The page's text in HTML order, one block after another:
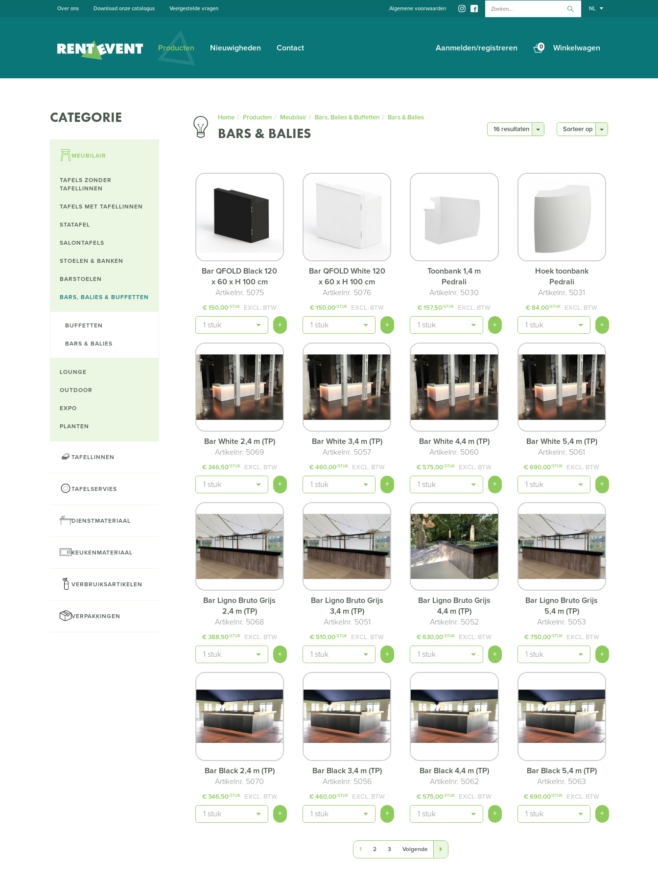
NL
Zoeken...
Algemene voorwaarden
Over ons Download onze catalogus Veelgestelde vragen
Producten Nieuwigheden Contact Aanmelden/registreren Winkelwagen
0
CATEGORIE
MEUBILAIR
TAFELS ZONDER
TAFELLINNEN
TAFELS MET TAFELLINNEN
STATAFEL
SALONTAFELS
STOELEN & BANKEN
BARSTOELEN
BARS, BALIES & BUFFETTEN
BUFFETTEN
BARS & BALIES
LOUNGE
OUTDOOR
EXPO
PLANTEN
TAFELLINNEN
TAFELSERVIES
DIENSTMATERIAAL
KEUKENMATERIAAL
VERBRUIKSARTIKELEN
VERPAKKINGEN
Home Producten Meubilair Bars, Balies & Buffetten Bars & Balies
BARS & BALIES Sorteer op
16 resultaten
Bar QFOLD Black 120
x 60 x H 100 cm
Artikelnr. 5075
€ 150,00/STUK EXCL. BTW
Aantal +
Bar QFOLD White 120
x 60 x H 100 cm
Artikelnr. 5076
€ 150,00/STUK EXCL. BTW
Aantal +
Toonbank 1,4 m
Pedrali
Artikelnr. 5030
€ 157,50/STUK EXCL. BTW
Aantal +
Hoek toonbank
Pedrali
Artikelnr. 5031
€ 84,00/STUK EXCL. BTW
Aantal +
Bar White 2,4 m (TP)
Artikelnr. 5069
€ 346,50/STUK EXCL. BTW
Aantal +
Bar White 3,4 m (TP)
Artikelnr. 5057
€ 460,00/STUK EXCL. BTW
Aantal +
Bar White 4,4 m (TP)
Artikelnr. 5060
€ 575,00/STUK EXCL. BTW
Aantal +
Bar White 5,4 m (TP)
Artikelnr. 5061
€ 690,00/STUK EXCL. BTW
Aantal +
Bar Ligno Bruto Grijs
2,4 m (TP)
Artikelnr. 5068
€ 388,50/STUK EXCL. BTW
Aantal +
Bar Ligno Bruto Grijs
3,4 m (TP)
Artikelnr. 5051
€ 510,00/STUK EXCL. BTW
Aantal +
Bar Ligno Bruto Grijs
4,4 m (TP)
Artikelnr. 5052
€ 630,00/STUK EXCL. BTW
Aantal +
Bar Ligno Bruto Grijs
5,4 m (TP)
Artikelnr. 5053
€ 750,00/STUK EXCL. BTW
Aantal +
Bar Black 2,4 m (TP)
Artikelnr. 5070
€ 346,50/STUK EXCL. BTW
Aantal +
Bar Black 3,4 m (TP)
Artikelnr. 5056
€ 460,00/STUK EXCL. BTW
Aantal +
Bar Black 4,4 m (TP)
Artikelnr. 5062
€ 575,00/STUK EXCL. BTW
Aantal +
Bar Black 5,4 m (TP)
Artikelnr. 5063
€ 690,00/STUK EXCL. BTW
Aantal +
1 2 3 Volgende